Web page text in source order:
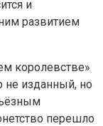
и
развитием
королевстве»
не изданный, но
перешло